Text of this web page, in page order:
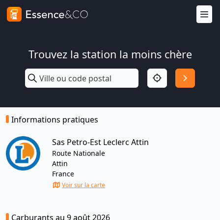
Trouvez la station la moins chère
Informations pratiques
Sas Petro-Est Leclerc Attin
Route Nationale
Attin
France
Voir sur la carte
Carburants au 9 août 2026